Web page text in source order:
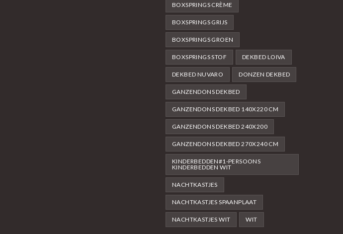
BOXSPRINGS CRÈME
BOXSPRINGS GRIJS
BOXSPRINGS GROEN
BOXSPRINGS STOF DEKBED LOIVA
DEKBED NUVARO DONZEN DEKBED
GANZENDONS DEKBED
GANZENDONS DEKBED 140X220 CM
GANZENDONS DEKBED 240X200
GANZENDONS DEKBED 270X240 CM
KINDERBEDDEN#1-PERSOONS
KINDERBEDDEN WIT
NACHTKASTJES
NACHTKASTJES SPAANPLAAT
NACHTKASTJES WIT WIT